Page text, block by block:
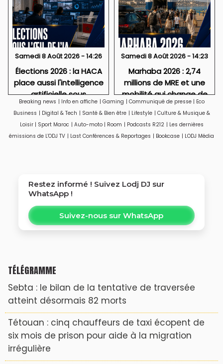
Samedi 8 Août 2026 - 14:26
Élections 2026 : la HACA
place aussi l'intelligence
artificielle sous
surveillance
Samedi 8 Août 2026 - 14:23
Marhaba 2026 : 2,74
millions de MRE et une
mobilité qui change de
visage
Breaking news | Info en affiche | Gaming | Communiqué de presse | Eco
Business | Digital & Tech | Santé & Bien être | Lifestyle | Culture & Musique &
Loisir | Sport Maroc | Auto-moto | Room | Podcasts R212 | Les dernières
émissions de L'ODJ TV | Last Conférences & Reportages | Bookcase | LODJ Média
Restez informé ! Suivez Lodj DJ sur
WhatsApp !
Suivez-nous sur WhatsApp
TÉLÉGRAMME
Sebta : le bilan de la tentative de traversée
atteint désormais 82 morts
Tétouan : cinq chauffeurs de taxi écopent de
six mois de prison pour aide à la migration
irrégulière